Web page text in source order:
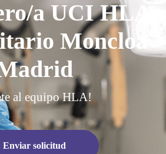
a UCI HLA
Moncloa
al equipo HLA!
Enviar solicitud